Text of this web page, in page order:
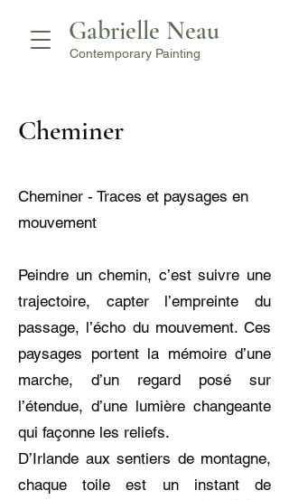
Gabrielle Neau
Contemporary Painting
Cheminer
Cheminer - Traces et paysages en
mouvement
Peindre un chemin, c’est suivre une
trajectoire, capter l’empreinte du
passage, l’écho du mouvement. Ces
paysages portent la mémoire d’une
marche, d’un regard posé sur
l’étendue, d’une lumière changeante
qui façonne les reliefs.
D’Irlande aux sentiers de montagne,
chaque toile est un instant de